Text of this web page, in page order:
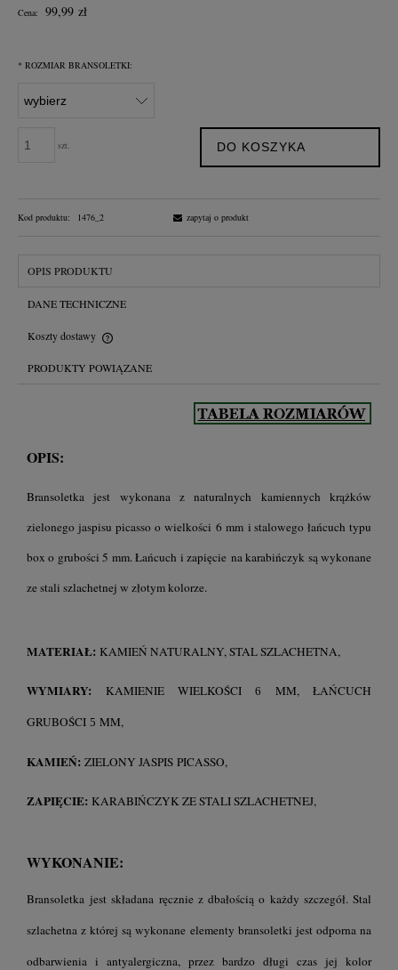
Cena: 99,99 zł
* ROZMIAR BRANSOLETKI:
szt. DO KOSZYKA
Kod produktu: 1476_2 zapytaj o produkt
OPIS PRODUKTU
DANE TECHNICZNE
Koszty dostawy
Cena nie zawiera ewentualnych kosztów płatności
PRODUKTY POWIĄZANE
OPIS:
Bransoletka jest wykonana z naturalnych kamiennych krążków
zielonego jaspisu picasso o wielkości 6 mm i stalowego łańcuch typu
box o grubości 5 mm. Łańcuch i zapięcie na karabińczyk są wykonane
ze stali szlachetnej w złotym kolorze.
MATERIAŁ: KAMIEŃ NATURALNY, STAL SZLACHETNA,
WYMIARY: KAMIENIE WIELKOŚCI 6
MM, ŁAŃCUCH
GRUBOŚCI 5 MM,
KAMIEŃ: ZIELONY JASPIS PICASSO,
ZAPIĘCIE: KARABIŃCZYK ZE STALI SZLACHETNEJ,
WYKONANIE:
Bransoletka jest składana ręcznie z dbałością o każdy szczegół. Stal
szlachetna z której są wykonane elementy bransoletki jest odporna na
odbarwienia i antyalergiczna, przez bardzo długi czas jej kolor